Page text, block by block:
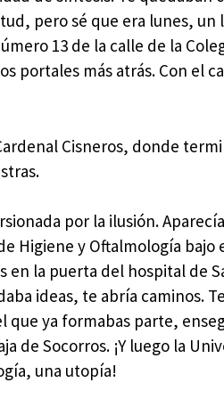
pero sé que era lunes, un
13 de la calle de la
portales más atrás. Con el
Cisneros, donde
por la ilusión.
Higiene y Oftalmología bajo
en la puerta del hospital de
ideas, te abría caminos.
que ya formabas parte,
de Socorros. ¡Y luego la
una utopía!